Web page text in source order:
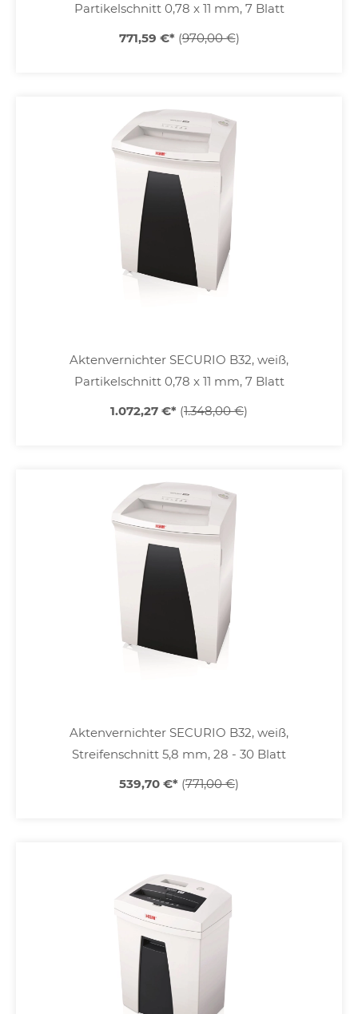
Partikelschnitt 0,78 x 11 mm, 7 Blatt
771,59 €* (970,00 €)
Aktenvernichter SECURIO B32, weiß,
Partikelschnitt 0,78 x 11 mm, 7 Blatt
1.072,27 €* (1.348,00 €)
Aktenvernichter SECURIO B32, weiß,
Streifenschnitt 5,8 mm, 28 - 30 Blatt
539,70 €* (771,00 €)